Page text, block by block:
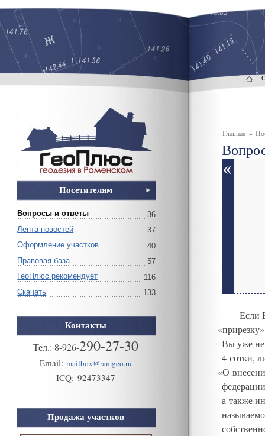
Посетителям
Вопросы и ответы
36
Лента новостей
37
Оформление участков
40
Правовая база
57
ГеоПлюс рекомендует
116
Скачать
133
Контакты
Тел.: 8-926-290-27-30
Email: mailbox@ramgeo.ru
ICQ: 92473347
Продажа участков
Главная »
Если
«прирезку»
Вы уже
4 сотки,
«О
а также